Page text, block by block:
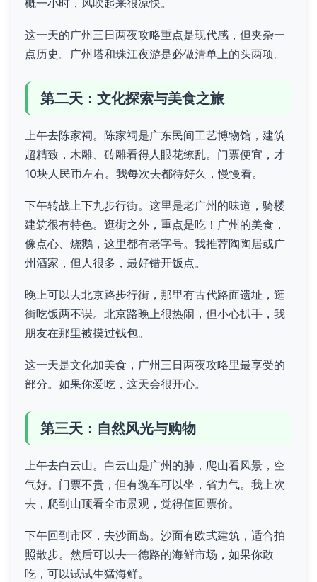
概一小时，风吹起来很凉快。
这一天的广州三日两夜攻略重点是现代感，但夹杂一
点历史。广州塔和珠江夜游是必做清单上的头两项。
第二天：文化探索与美食之旅
上午去陈家祠。陈家祠是广东民间工艺博物馆，建筑
超精致，木雕、砖雕看得人眼花缭乱。门票便宜，才
10块人民币左右。我每次去都待好久，慢慢看。
下午转战上下九步行街。这里是老广州的味道，骑楼
建筑很有特色。逛街之外，重点是吃！广州的美食，
像点心、烧鹅，这里都有老字号。我推荐陶陶居或广
州酒家，但人很多，最好错开饭点。
晚上可以去北京路步行街，那里有古代路面遗址，逛
街吃饭两不误。北京路晚上很热闹，但小心扒手，我
朋友在那里被摸过钱包。
这一天是文化加美食，广州三日两夜攻略里最享受的
部分。如果你爱吃，这天会很开心。
第三天：自然风光与购物
上午去白云山。白云山是广州的肺，爬山看风景，空
气好。门票不贵，但有缆车可以坐，省力气。我上次
去，爬到山顶看全市景观，觉得值回票价。
下午回到市区，去沙面岛。沙面有欧式建筑，适合拍
照散步。然后可以去一德路的海鲜市场，如果你敢
吃，可以试试生猛海鲜。